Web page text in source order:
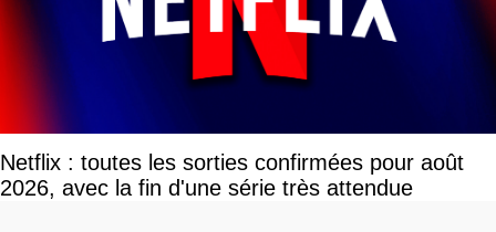
Netflix : toutes les sorties confirmées pour août
2026, avec la fin d'une série très attendue